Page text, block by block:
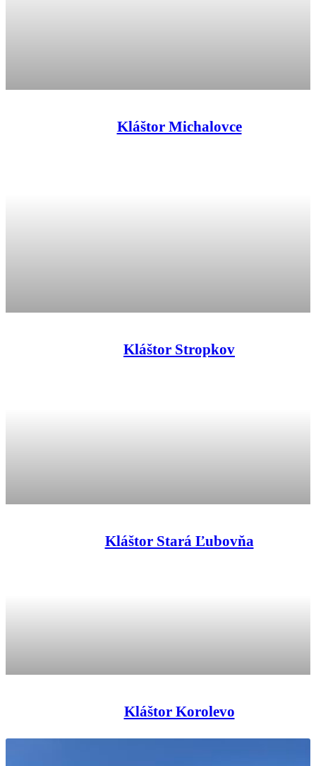
Kláštor Michalovce
Kláštor Stropkov
Kláštor Stará Ľubovňa
Kláštor Korolevo